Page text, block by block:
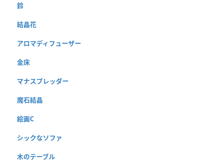
鈴
結晶花
アロマディフューザー
金床
マナスプレッダー
魔石結晶
絵画C
シックなソファ
木のテーブル